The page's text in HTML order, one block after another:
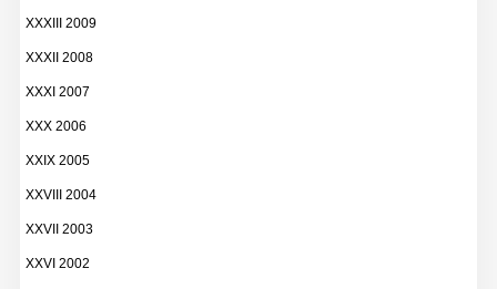
XXXIII 2009
XXXII 2008
XXXI 2007
XXX 2006
XXIX 2005
XXVIII 2004
XXVII 2003
XXVI 2002